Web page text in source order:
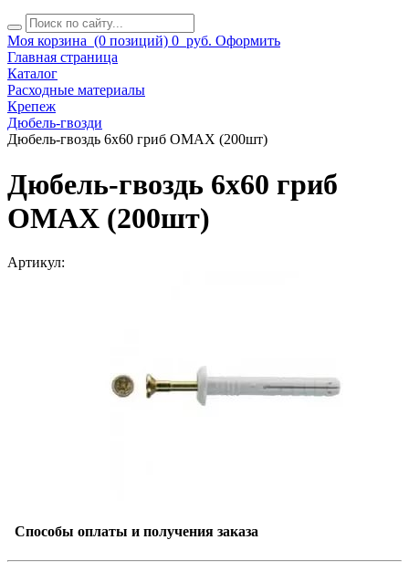
Моя корзина (0 позиций) 0 руб. Оформить
Главная страница
Каталог
Расходные материалы
Крепеж
Дюбель-гвозди
Дюбель-гвоздь 6х60 гриб ОМАХ (200шт)
Дюбель-гвоздь 6х60 гриб
ОМАХ (200шт)
Артикул:
Способы оплаты и получения заказа